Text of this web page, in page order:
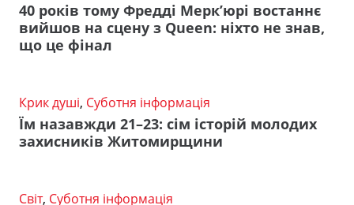
40 років тому Фредді Мерк’юрі востаннє
вийшов на сцену з Queen: ніхто не знав,
що це фінал
Крик душі, Суботня інформація
Їм назавжди 21–23: сім історій молодих
захисників Житомирщини
Світ, Суботня інформація